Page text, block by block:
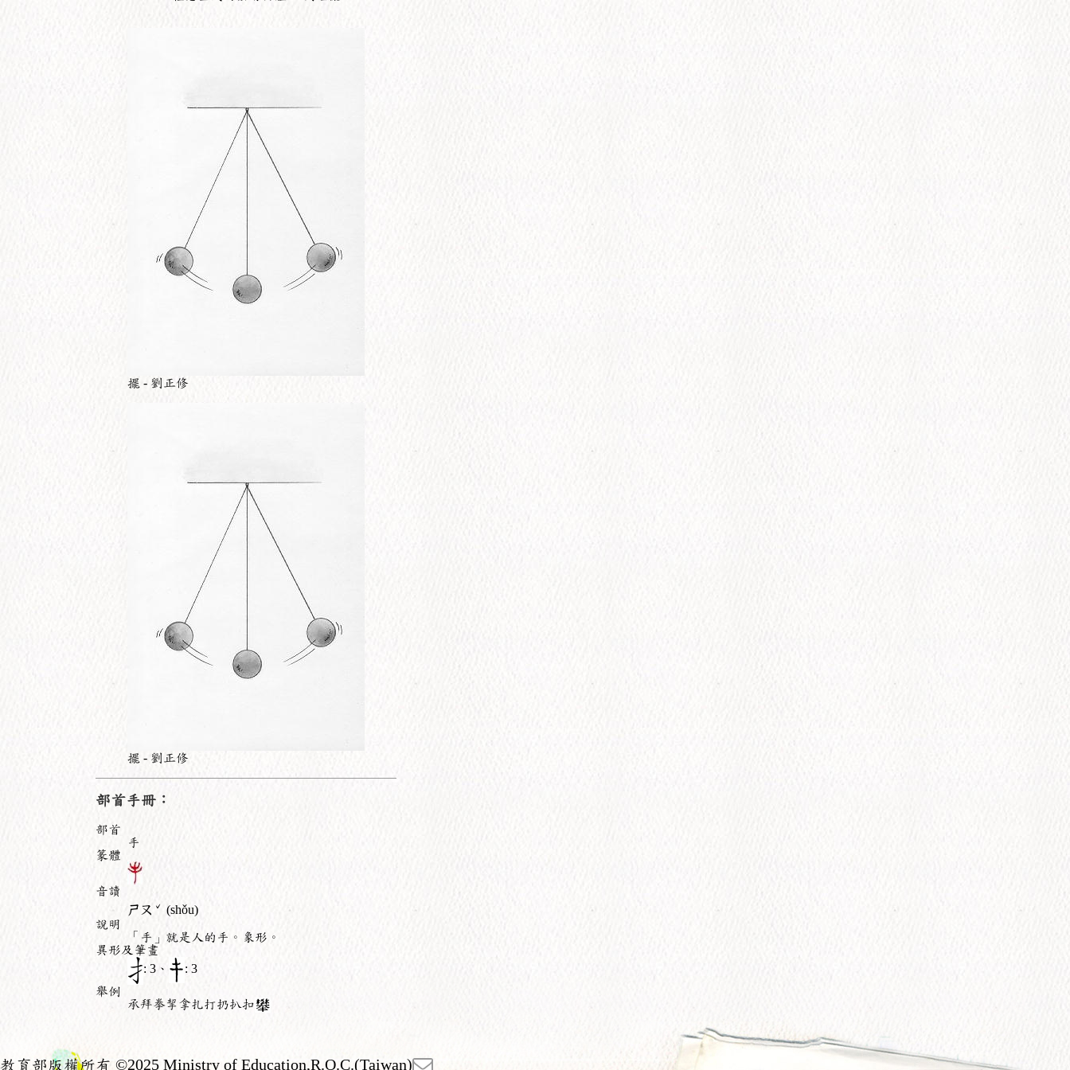
擺 - 劉正修
擺 - 劉正修
部首手冊：
部首
手
篆體
音讀
ㄕㄡ ˇ (shǒu)
說明
「手」就是人的手。象形。
異形及筆畫
: 3、
: 3
舉例
承拜拳挈拿扎打扔扒扣
教育部版權所有 ©2025 Ministry of Education,R.O.C.(Taiwan)